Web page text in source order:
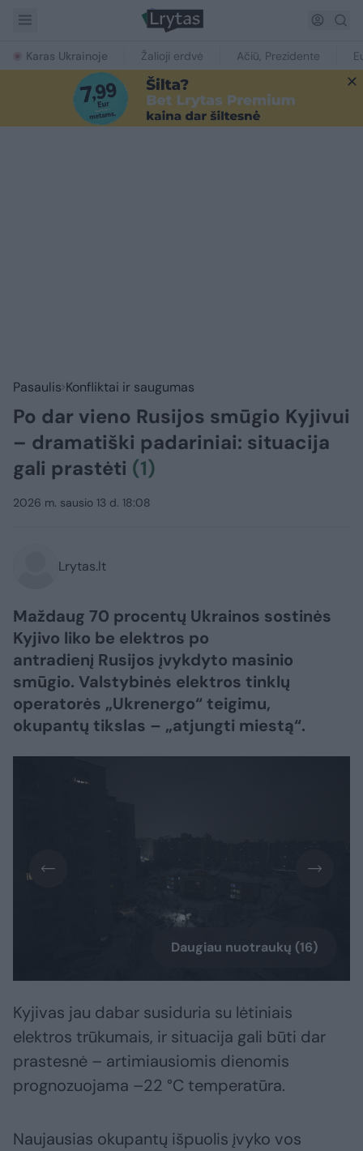
Karas Ukrainoje Žalioji erdvė Ačiū, Prezidente
Pasaulis Konfliktai ir saugumas
Po dar vieno Rusijos smūgio Kyjivui
– dramatiški padariniai: situacija
gali prastėti (1)
2026 m. sausio 13 d. 18:08
Lrytas.lt
Maždaug 70 procentų Ukrainos sostinės
Kyjivo liko be elektros po
antradienį Rusijos įvykdyto masinio
smūgio. Valstybinės elektros tinklų
operatorės „Ukrenergo“ teigimu,
okupantų tikslas – „atjungti miestą“.
Daugiau nuotraukų (16)
Kyjivas jau dabar susiduria su lėtiniais
elektros trūkumais, ir situacija gali būti dar
prastesnė – artimiausiomis dienomis
prognozuojama –22 °C temperatūra.
Naujausias okupantų išpuolis įvyko vos